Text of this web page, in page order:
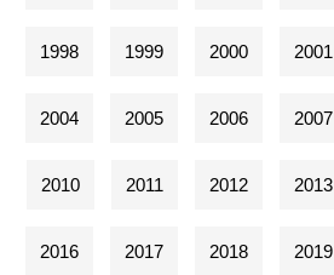
1998 1999 2000 2001
2004 2005 2006 2007
2010 2011 2012 2013
2016 2017 2018 2019